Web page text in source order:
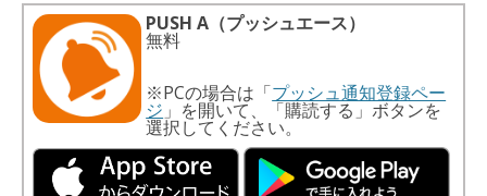
PUSH A（プッシュエース）
無料
※PCの場合は「プッシュ通知登録ペー
ジ 」を開いて、「購読する」ボタンを
選択してください。